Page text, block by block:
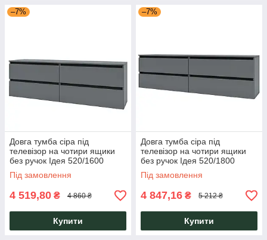
–7%
Довга тумба сіра під
телевізор на чотири ящики
без ручок Ідея 520/1600
Сірий Графіт/Сірий Графіт
Garant
Під замовлення
4 519,80 ₴ 4 860 ₴
Купити
–7%
Довга тумба сіра під
телевізор на чотири ящики
без ручок Ідея 520/1800
Сірий Графіт/Сірий Графіт
Garant
Під замовлення
4 847,16 ₴ 5 212 ₴
Купити